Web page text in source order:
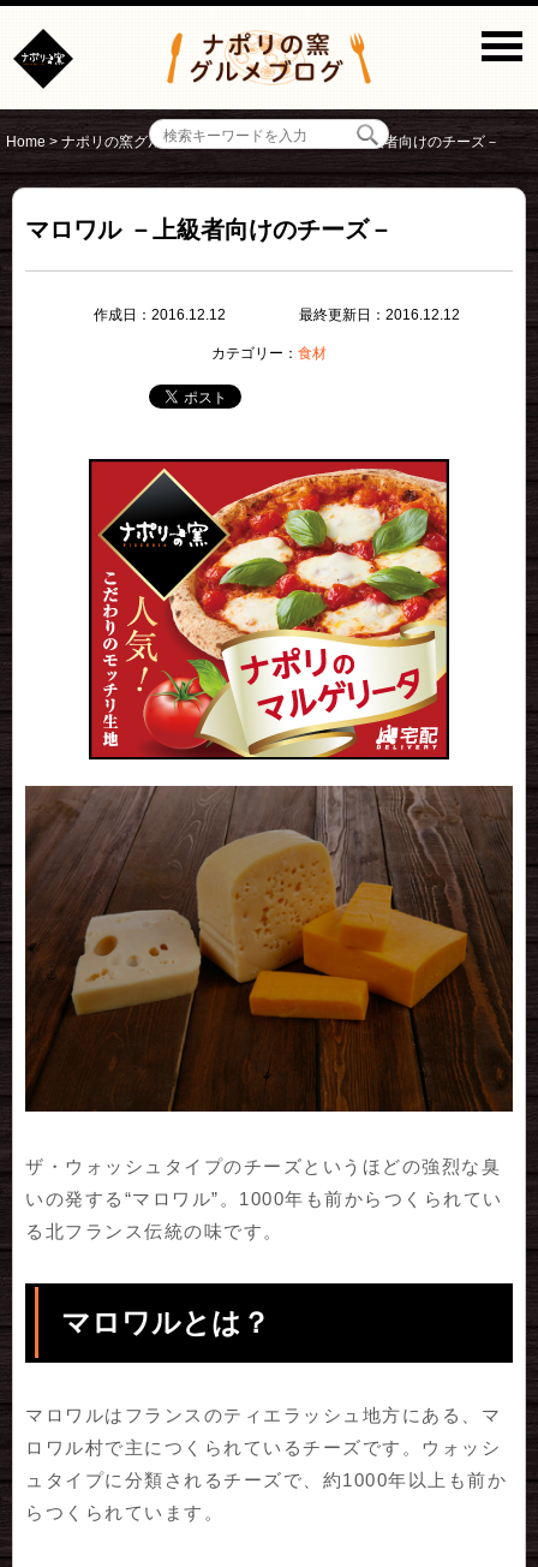
Home > ナポリの窯グルメブログ > 食材 >マロワル －上級者向けのチーズ－
マロワル －上級者向けのチーズ－
作成日：2016.12.12 最終更新日：2016.12.12
カテゴリー： 食材
ザ・ウォッシュタイプのチーズというほどの強烈な臭
いの発する“マロワル”。1000年も前からつくられてい
る北フランス伝統の味です。
マロワルとは？
マロワルはフランスのティエラッシュ地方にある、マ
ロワル村で主につくられているチーズです。ウォッシ
ュタイプに分類されるチーズで、約1000年以上も前か
らつくられています。